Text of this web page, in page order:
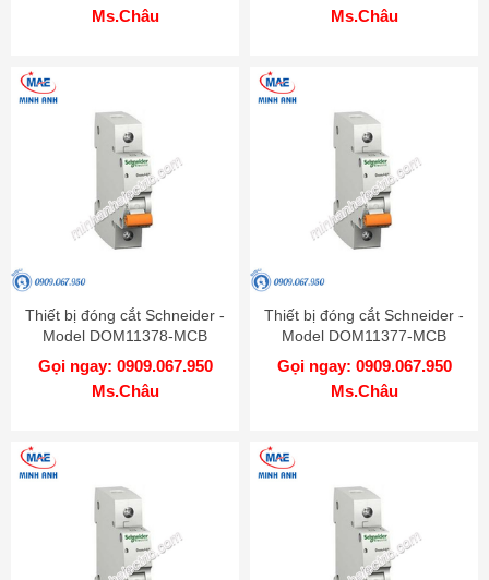
Ms.Châu
Ms.Châu
Thiết bị đóng cắt Schneider -
Model DOM11378-MCB
Gọi ngay: 0909.067.950
Ms.Châu
Thiết bị đóng cắt Schneider -
Model DOM11377-MCB
Gọi ngay: 0909.067.950
Ms.Châu